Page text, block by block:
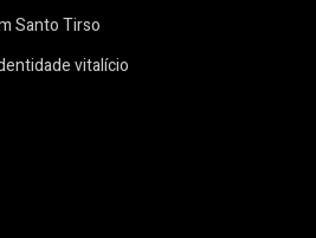
Santo Tirso
vitalício